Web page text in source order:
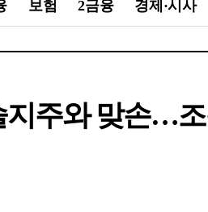
보험 2금융 경제·시사
주와 맞손…